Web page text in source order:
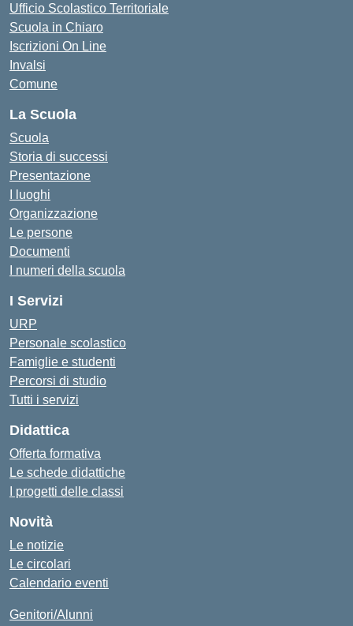
Ufficio Scolastico Territoriale
Scuola in Chiaro
Iscrizioni On Line
Invalsi
Comune
La Scuola
Scuola
Storia di successi
Presentazione
I luoghi
Organizzazione
Le persone
Documenti
I numeri della scuola
I Servizi
URP
Personale scolastico
Famiglie e studenti
Percorsi di studio
Tutti i servizi
Didattica
Offerta formativa
Le schede didattiche
I progetti delle classi
Novità
Le notizie
Le circolari
Calendario eventi
Genitori/Alunni